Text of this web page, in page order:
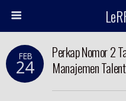
FEB
24
Perkap Nomor 2
Manajemen